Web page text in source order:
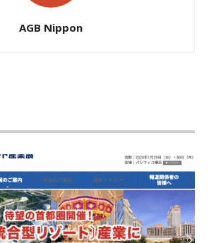
AGB Nippon